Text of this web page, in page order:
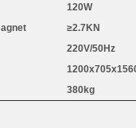
120W
≥2.7KN
220V/50Hz
1200x705x
380kg